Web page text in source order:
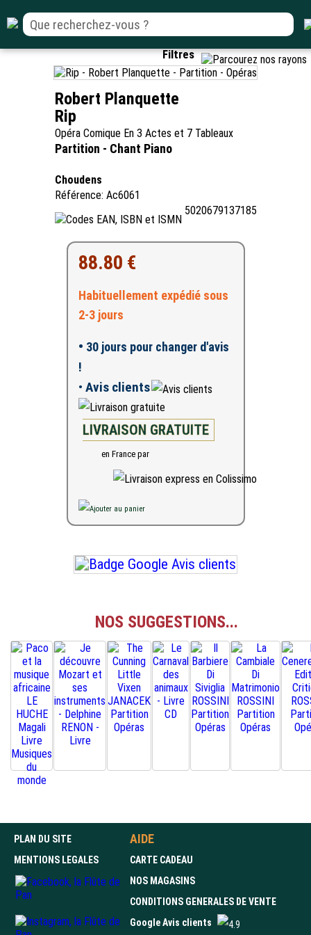
Filtres
Robert Planquette
Rip
Opéra Comique En 3 Actes et 7 Tableaux
Partition - Chant Piano
Choudens
Référence: Ac6061
5020679137185
88.80 €
Habituellement expédié sous
2-3 jours
• 30 jours pour changer d'avis
!
• Avis clients
LIVRAISON GRATUITE
en France par
NOS SUGGESTIONS...
PLAN DU SITE
MENTIONS LEGALES
AIDE
CARTE CADEAU
NOS MAGASINS
CONDITIONS GENERALES DE VENTE
Google Avis clients